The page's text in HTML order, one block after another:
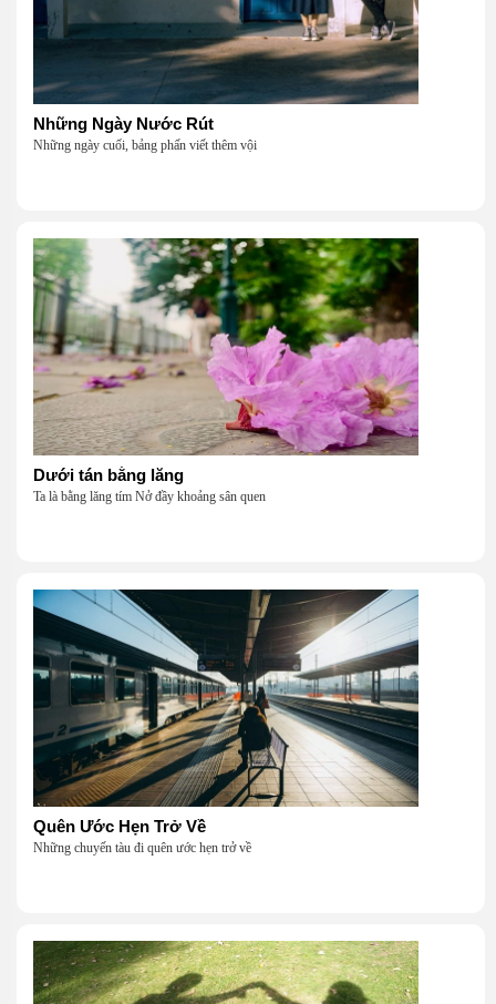
Những Ngày Nước Rút
Những ngày cuối, bảng phấn viết thêm vội
Dưới tán bằng lăng
Ta là bằng lăng tím Nở đầy khoảng sân quen
Quên Ước Hẹn Trở Về
Những chuyến tàu đi quên ước hẹn trở về